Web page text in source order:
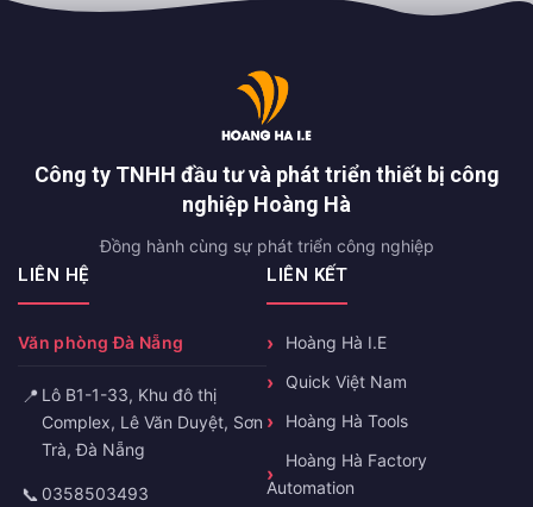
Công ty TNHH đầu tư và phát triển thiết bị công
nghiệp Hoàng Hà
Đồng hành cùng sự phát triển công nghiệp
LIÊN HỆ
Văn phòng Đà Nẵng
📍 Lô B1-1-33, Khu đô thị
Complex, Lê Văn Duyệt, Sơn
Trà, Đà Nẵng
📞 0358503493
LIÊN KẾT
Hoàng Hà I.E
Quick Việt Nam
Hoàng Hà Tools
Hoàng Hà Factory
Automation